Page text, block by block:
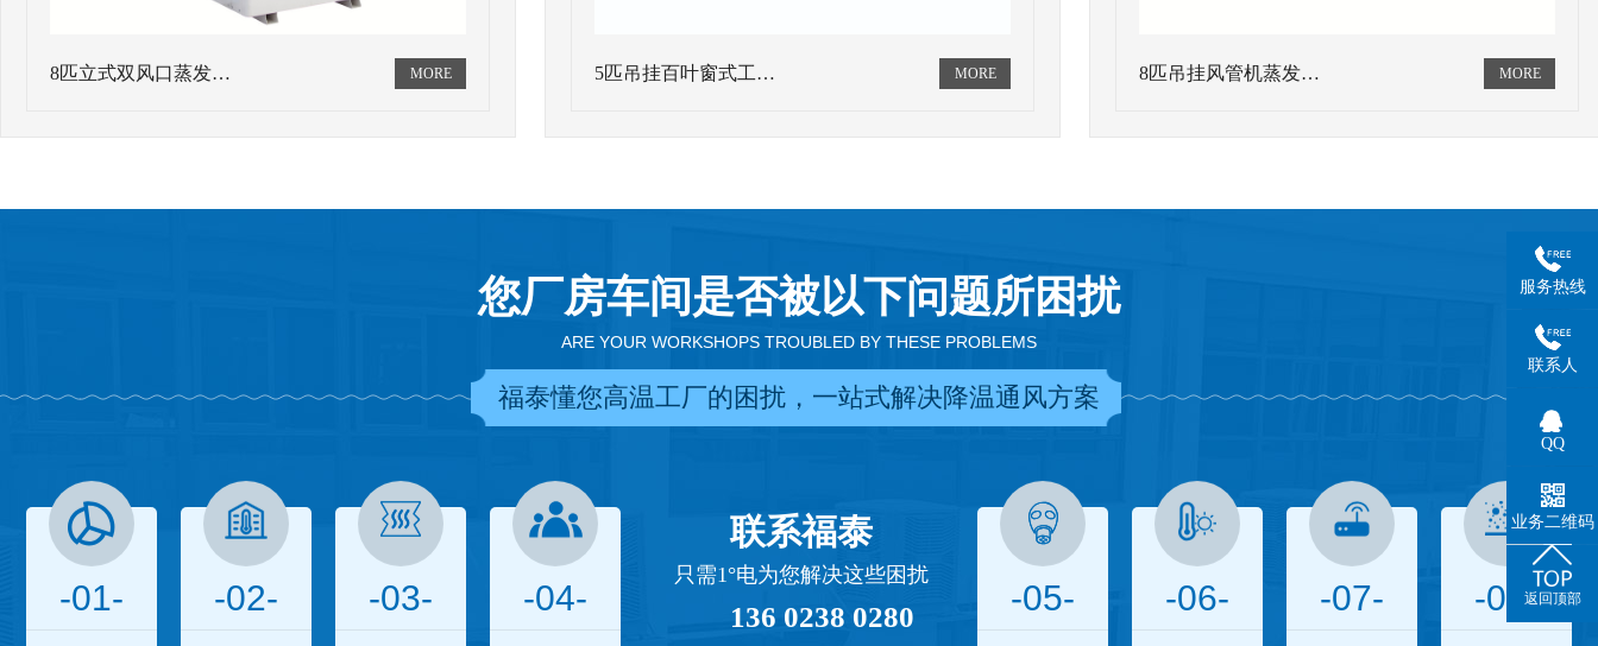
8匹立式双风口蒸发… 5匹吊挂百叶窗式工… 8匹吊挂风管机蒸发…
您厂房车间是否被以下问题所困扰
ARE YOUR WORKSHOPS TROUBLED BY THESE PROBLEMS
福泰懂您高温工厂的困扰，一站式解决降温通风方案
-01- -02- -03- -04-
联系福泰
只需1°电为您解决这些困扰
136 0238 0280 -05- -06- -07- -08-
服务热线
联系人
QQ
业务二维码
返回顶部